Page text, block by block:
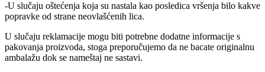
-U slučaju oštećenja koja su nastala kao posledica vršenja bilo kakve
popravke od strane neovlašćenih lica.
U slučaju reklamacije mogu biti potrebne dodatne informacije s
pakovanja proizvoda, stoga preporučujemo da ne bacate originalnu
ambalažu dok se nameštaj ne sastavi.